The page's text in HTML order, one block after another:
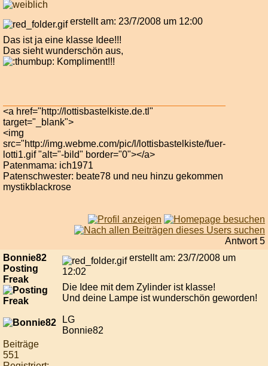
erstellt am: 23/7/2008 um 12:00
Das ist ja eine klasse Idee!!!
Das sieht wunderschön aus,
Kompliment!!!
<a href="http://lottisbastelkiste.de.tl"
target="_blank">
<img
src="http://img.webme.com/pic/l/lottisbastelkiste/fuer-
lotti1.gif "alt="-bild" border="0"></a>
Patenmama: ich1971
Patenschwester: beate78 und neu hinzu gekommen
mystikblackrose
Antwort 5
Bonnie82
Posting
Freak
Beiträge
551
erstellt am: 23/7/2008 um
12:02
Die Idee mit dem Zylinder ist klasse!
Und deine Lampe ist wunderschön geworden!
LG
Bonnie82